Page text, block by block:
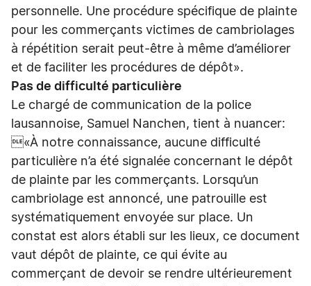
personnelle. Une procédure spécifique de plainte
pour les commerçants victimes de cambriolages
à répétition serait peut-être à même d’améliorer
et de faciliter les procédures de dépôt».
Pas de difficulté particulière
Le chargé de communication de la police
lausannoise, Samuel Nanchen, tient à nuancer:
«À notre connaissance, aucune difficulté
particulière n’a été signalée concernant le dépôt
de plainte par les commerçants. Lorsqu’un
cambriolage est annoncé, une patrouille est
systématiquement envoyée sur place. Un
constat est alors établi sur les lieux, ce document
vaut dépôt de plainte, ce qui évite au
commerçant de devoir se rendre ultérieurement